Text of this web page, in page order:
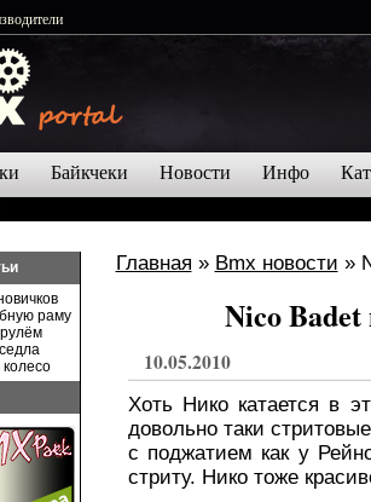
Байкчеки Новости Инфо
Главная » Bmx новости »
Nico
10.05.2010
Хоть Нико катается в
довольно таки
с поджатием как у
стриту. Нико тоже
раму
колесо